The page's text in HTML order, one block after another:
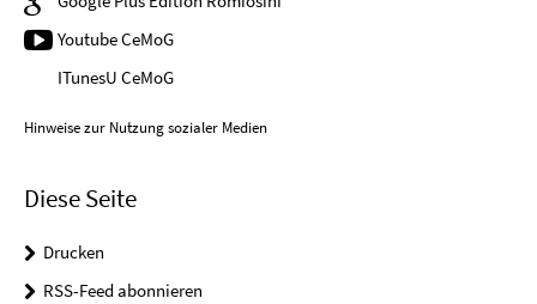
Youtube CeMoG
ITunesU CeMoG
Hinweise zur Nutzung sozialer Medien
Diese Seite
Drucken
RSS-Feed abonnieren